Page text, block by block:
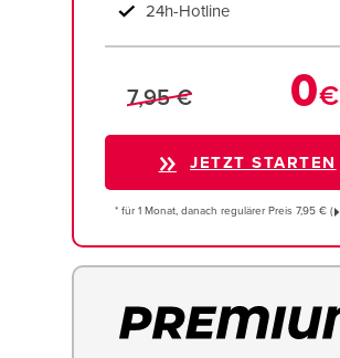
24h-Hotline
7,95 € 0€
JETZT STARTEN
* für 1 Monat, danach regulärer Preis 7,95 € (